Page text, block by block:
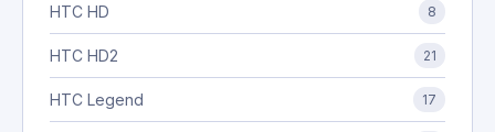
HTC HD 8
HTC HD2 21
HTC Legend 17